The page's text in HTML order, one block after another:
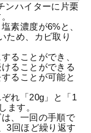
ンハイターに片栗
素濃度が6%と、
ため、カビ取り
ることができ、
ることができる
ることが可能と
れ「20g」と「1
ます。
、一回の手順で
3回ほど繰り返す